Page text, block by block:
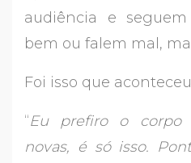
audiência e
bem ou falem mal,
Foi isso que
“Eu prefiro o corpo
novas, é só isso.